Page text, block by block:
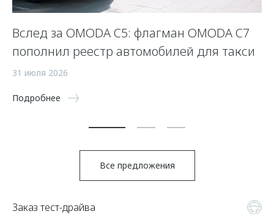
Вслед за OMODA C5: флагман OMODA C7
пополнил реестр автомобилей для такси
31 июля 2026
Подробнее
Все предложения
Заказ тест-драйва